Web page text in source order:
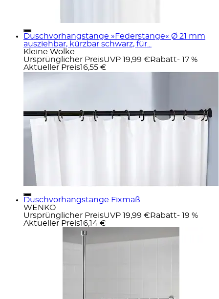
Duschvorhangstange »Federstange« Ø 21 mm
ausziehbar, kürzbar schwarz, für...
Kleine Wolke
Ursprünglicher PreisUVP 19,99 € Rabatt- 17 %
Aktueller Preis16,55 €
Duschvorhangstange Fixmaß
WENKO
Ursprünglicher PreisUVP 19,99 € Rabatt- 19 %
Aktueller Preis16,14 €